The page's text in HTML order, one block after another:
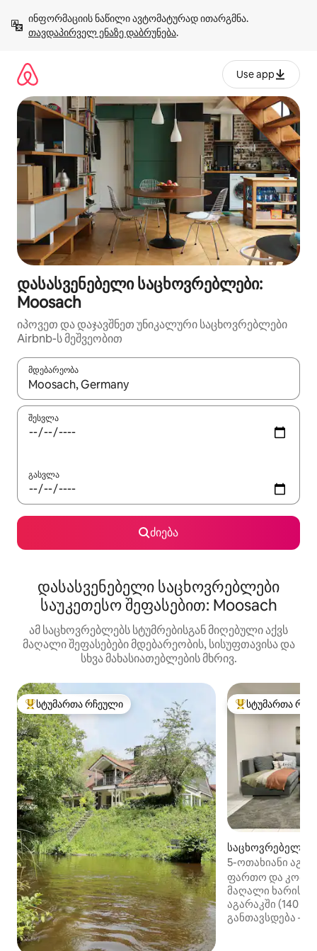
გადასვლა
თავდაპირველ ენაზე დაბრუნება.
Use app
დასასვენებელი საცხოვრებლები:
Moosach
იპოვეთ და დაჯავშნეთ უნიკალური საცხოვრებლები
Airbnb-ს მეშვეობით
მდებარეობა
როცა შედეგები ხელმისაწვდომი გახდება, ნავიგაციისთვის
შესვლა
გასვლა
ძიება
დასასვენებელი საცხოვრებლები
საუკეთესო შეფასებით: Moosach
ამ საცხოვრებლებს სტუმრებისგან მიღებული აქვს
მაღალი შეფასებები მდებარეობის, სისუფთავისა და
სხვა მახასიათებლების მხრივ.
სტუმართა რჩეული მოწინავე ვარიანტი
სტუმართა რჩეული სტუმართა
სტუმართა
საცხოვრებელი
5-ოთახიანი
ტერასა და ბაღი
ფართო და
მაღალი
აგარაკში (140
განთავსდება —